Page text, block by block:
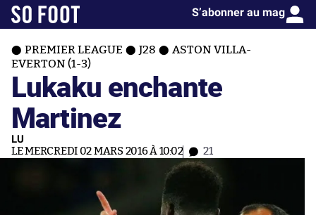
S’abonner au mag
PREMIER LEAGUE J28
ASTON VILLA-
EVERTON (1-3)
Lukaku enchante
Martinez
LU
LE MERCREDI 02 MARS 2016 À 10:02 21